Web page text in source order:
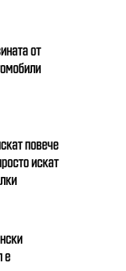
от
повече
искат
е